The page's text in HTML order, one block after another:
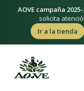
AOVE campaña
solicita
Ir a la tienda
contenido
entradas